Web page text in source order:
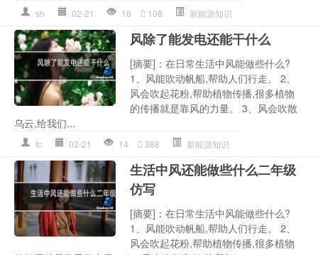
sh 02-21 16 108 新能源知识
风除了能发电还能干什么
[摘要]：在日常生活中风能做些什么?
1、风能吹动帆船,帮助人们行走。 2、
风会吹起花粉,帮助植物传播,很多植物
的传播就是靠风的力量。 3、风会吹散
乌云,给我们...
fc 02-21 14 388 新能源知识
生活中风还能做些什么二年级
仿写
[摘要]：在日常生活中风能做些什么?
1、风能吹动帆船,帮助人们行走。 2、
风会吹起花粉,帮助植物传播,很多植物